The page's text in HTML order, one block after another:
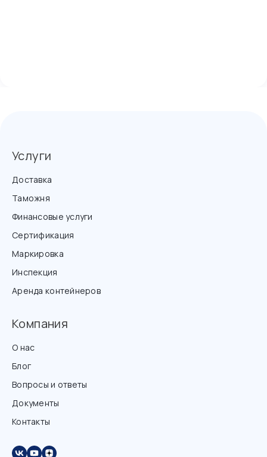
Услуги
Доставка
Таможня
Финансовые услуги
Сертификация
Маркировка
Инспекция
Аренда контейнеров
Компания
О нас
Блог
Вопросы и ответы
Документы
Контакты